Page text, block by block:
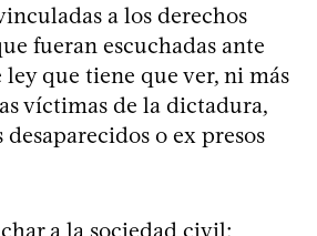
a los derechos
fueran escuchadas ante
que tiene que ver, ni más
víctimas de la dictadura,
o ex presos
a la sociedad civil;